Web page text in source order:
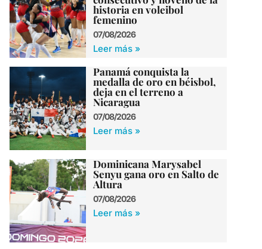
historia en voleibol
femenino
07/08/2026
Leer más »
Panamá conquista la
medalla de oro en béisbol,
deja en el terreno a
Nicaragua
07/08/2026
Leer más »
Dominicana Marysabel
Senyu gana oro en Salto de
Altura
07/08/2026
Leer más »